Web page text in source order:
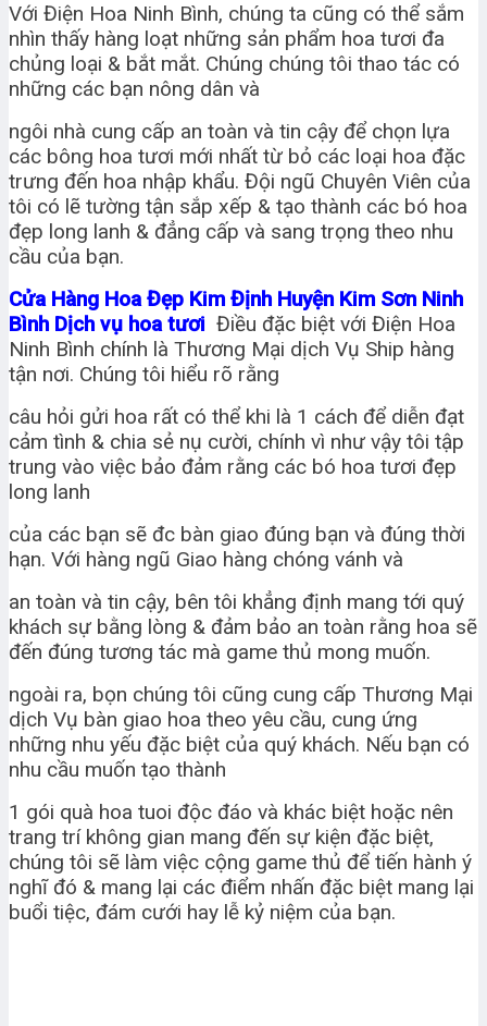
Với Điện Hoa Ninh Bình, chúng ta cũng có thể sắm
nhìn thấy hàng loạt những sản phẩm hoa tươi đa
chủng loại & bắt mắt. Chúng chúng tôi thao tác có
những các bạn nông dân và
ngôi nhà cung cấp an toàn và tin cậy để chọn lựa
các bông hoa tươi mới nhất từ bỏ các loại hoa đặc
trưng đến hoa nhập khẩu. Đội ngũ Chuyên Viên của
tôi có lẽ tường tận sắp xếp & tạo thành các bó hoa
đẹp long lanh & đẳng cấp và sang trọng theo nhu
cầu của bạn.
Cửa Hàng Hoa Đẹp Kim Định Huyện Kim Sơn Ninh
Bình Dịch vụ hoa tươi Điều đặc biệt với Điện Hoa
Ninh Bình chính là Thương Mại dịch Vụ Ship hàng
tận nơi. Chúng tôi hiểu rõ rằng
câu hỏi gửi hoa rất có thể khi là 1 cách để diễn đạt
cảm tình & chia sẻ nụ cười, chính vì như vậy tôi tập
trung vào việc bảo đảm rằng các bó hoa tươi đẹp
long lanh
của các bạn sẽ đc bàn giao đúng bạn và đúng thời
hạn. Với hàng ngũ Giao hàng chóng vánh và
an toàn và tin cậy, bên tôi khẳng định mang tới quý
khách sự bằng lòng & đảm bảo an toàn rằng hoa sẽ
đến đúng tương tác mà game thủ mong muốn.
ngoài ra, bọn chúng tôi cũng cung cấp Thương Mại
dịch Vụ bàn giao hoa theo yêu cầu, cung ứng
những nhu yếu đặc biệt của quý khách. Nếu bạn có
nhu cầu muốn tạo thành
1 gói quà hoa tuoi độc đáo và khác biệt hoặc nên
trang trí không gian mang đến sự kiện đặc biệt,
chúng tôi sẽ làm việc cộng game thủ để tiến hành ý
nghĩ đó & mang lại các điểm nhấn đặc biệt mang lại
buổi tiệc, đám cưới hay lễ kỷ niệm của bạn.